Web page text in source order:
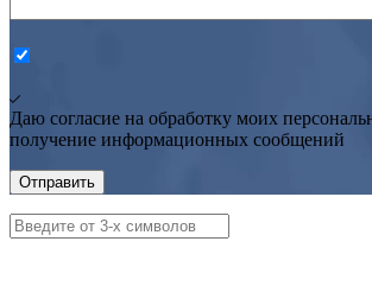
Даю согласие на обработку моих
получение информационных сообщений